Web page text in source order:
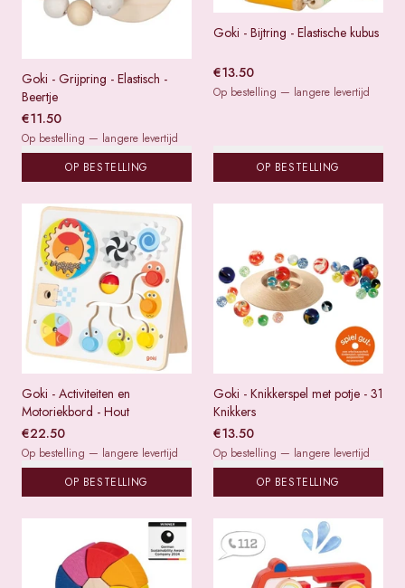
Goki - Grijpring - Elastisch -
Beertje
€11.50
Op bestelling — langere levertijd
OP BESTELLING
Goki - Bijtring - Elastische kubus
€13.50
Op bestelling — langere levertijd
OP BESTELLING
Goki - Activiteiten en
Motoriekbord - Hout
€22.50
Op bestelling — langere levertijd
OP BESTELLING
Goki - Knikkerspel met potje - 31
Knikkers
€13.50
Op bestelling — langere levertijd
OP BESTELLING